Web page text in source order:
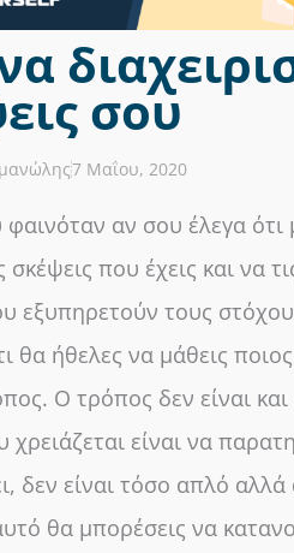
σου
7 Μαΐου, 2020
αν σου έλεγα ότι
σκέψεις που έχεις και να
εξυπηρετούν τους
θα ήθελες να μάθεις
Ο τρόπος δεν είναι
είναι να
δεν είναι τόσο απλό
θα μπορέσεις να